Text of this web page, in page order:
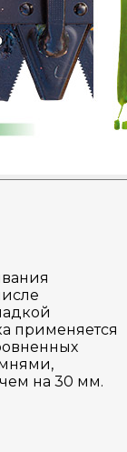
применяется
на 30 мм.